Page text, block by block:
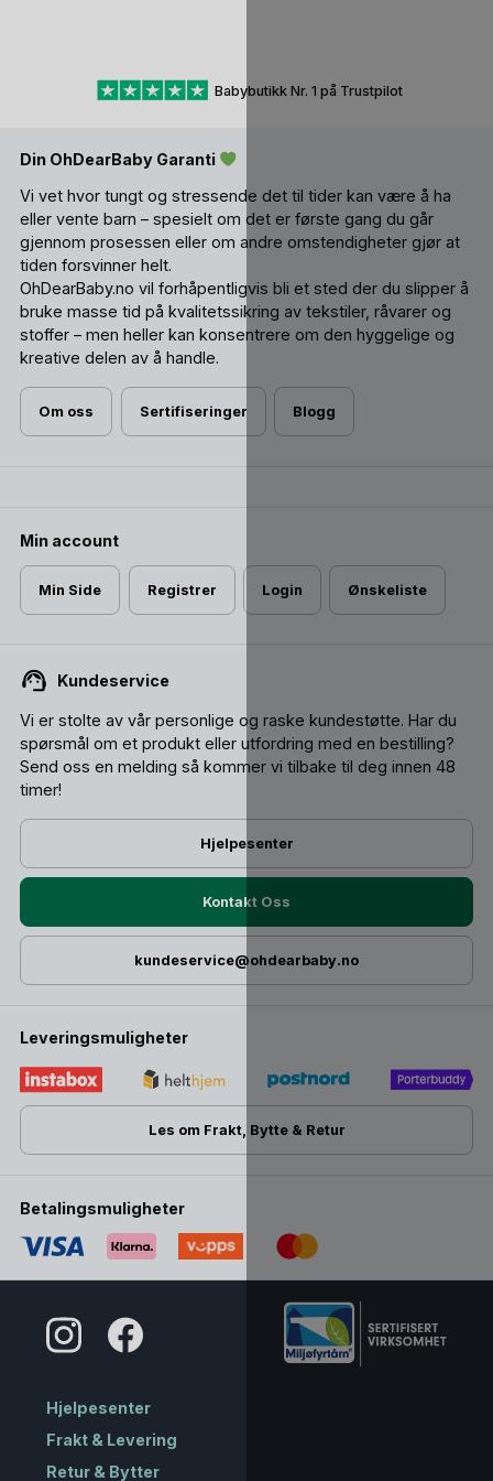
Babybutikk Nr. 1 på Trustpilot
Din OhDearBaby Garanti
Vi vet hvor tungt og stressende det til tider kan være å ha
eller vente barn – spesielt om det er første gang du går
gjennom prosessen eller om andre omstendigheter gjør at
tiden forsvinner helt.
OhDearBaby.no vil forhåpentligvis bli et sted der du slipper å
bruke masse tid på kvalitetssikring av tekstiler, råvarer og
stoffer – men heller kan konsentrere om den hyggelige og
kreative delen av å handle.
Om oss Sertifiseringer Blogg
Min account
Min Side Registrer Login Ønskeliste
Kundeservice
Vi er stolte av vår personlige og raske kundestøtte. Har du
spørsmål om et produkt eller utfordring med en bestilling?
Send oss ​​en melding så kommer vi tilbake til deg innen 48
timer!
Hjelpesenter
Kontakt Oss
kundeservice@ohdearbaby.no
Leveringsmuligheter
Les om Frakt, Bytte & Retur
Betalingsmuligheter
Hjelpesenter
Frakt & Levering
Retur & Bytter